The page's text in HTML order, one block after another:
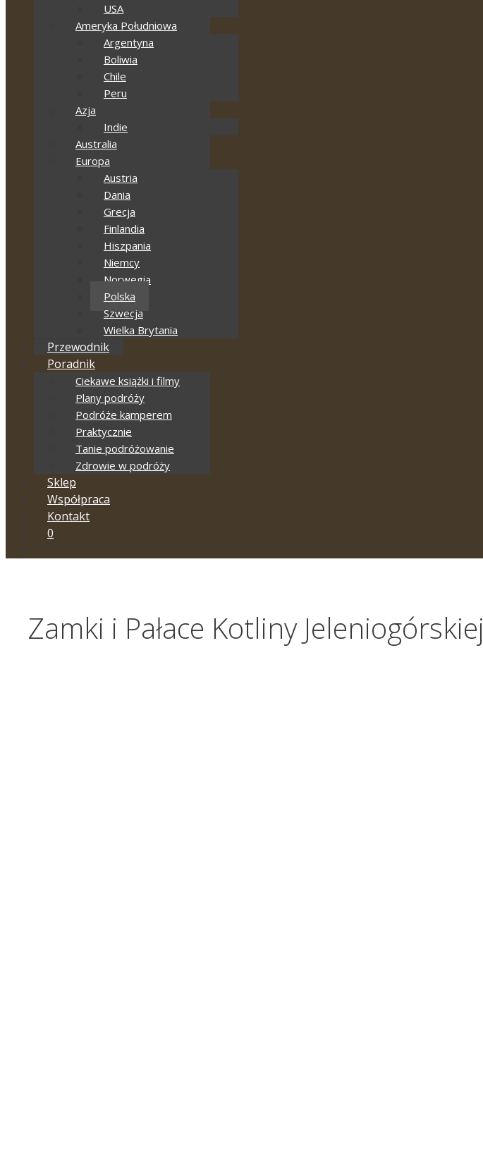
USA
Ameryka Południowa
Argentyna
Boliwia
Chile
Peru
Azja
Indie
Australia
Europa
Austria
Dania
Grecja
Finlandia
Hiszpania
Niemcy
Norwegia
Polska
Szwecja
Wielka Brytania
Przewodnik
Poradnik
Ciekawe książki i filmy
Plany podróży
Podróże kamperem
Praktycznie
Tanie podróżowanie
Zdrowie w podróży
Sklep
Współpraca
Kontakt
0
Zamki i Pałace Kotliny Jeleniogórskiej